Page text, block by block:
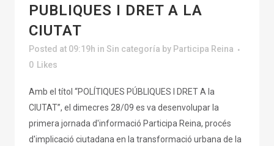
PUBLIQUES I DRET A LA
CIUTAT
Posted at 09:19h in Sin categoría by Participa Reina
0 Likes
Amb el títol “POLÍTIQUES PÚBLIQUES I DRET A la
CIUTAT”, el dimecres 28/09 es va desenvolupar la
primera jornada d'informació Participa Reina, procés
d'implicació ciutadana en la transformació urbana de la